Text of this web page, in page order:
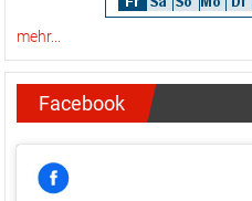
mehr...
Facebook